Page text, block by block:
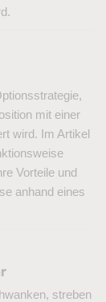
mit einer
wird. Im Artikel
Vorteile und
anhand eines
streben